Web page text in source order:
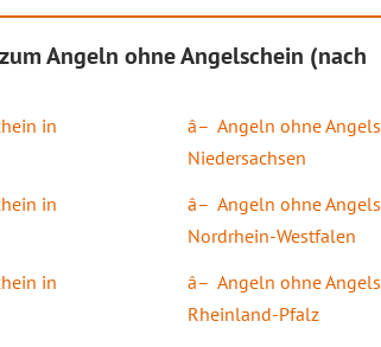
Angeln ohne Angelschein (nach
in
in
in
Angeln ohne
Niedersachsen
Angeln ohne
Nordrhein-Westfalen
Angeln ohne
Rheinland-Pfalz